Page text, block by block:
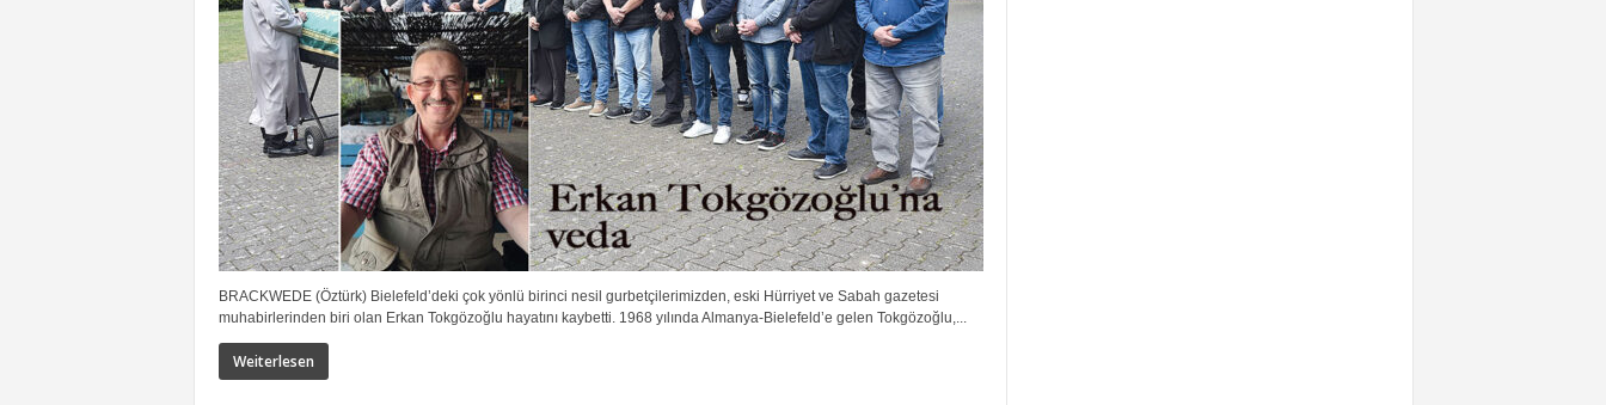
BRACKWEDE (Öztürk) Bielefeld’deki çok yönlü birinci nesil gurbetçilerimizden, eski Hürriyet ve Sabah gazetesi
muhabirlerinden biri olan Erkan Tokgözoğlu hayatını kaybetti. 1968 yılında Almanya-Bielefeld’e gelen Tokgözoğlu,...
Weiterlesen